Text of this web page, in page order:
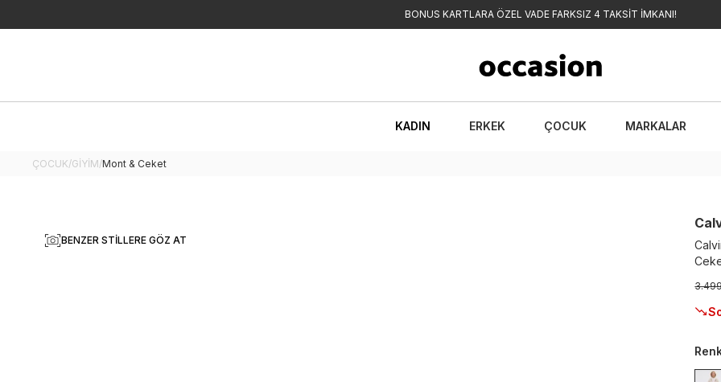
BONUS KARTLARA ÖZEL VADE FARKSIZ 4 TAKSİT İMKANI!
KADIN ERKEK ÇOCUK MARKALAR
ÇOCUK/GİYİM/Mont & Ceket
BENZER STILLERE GÖZ AT